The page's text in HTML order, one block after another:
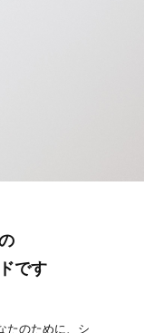
です
たのために、シ